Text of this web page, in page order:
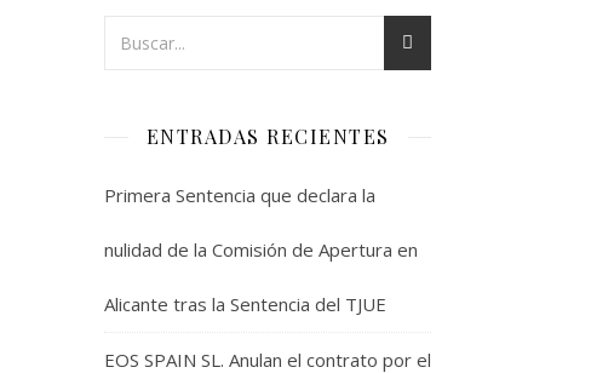
ENTRADAS RECIENTES
Primera Sentencia que declara la
nulidad de la Comisión de Apertura en
Alicante tras la Sentencia del TJUE
EOS SPAIN SL. Anulan el contrato por el